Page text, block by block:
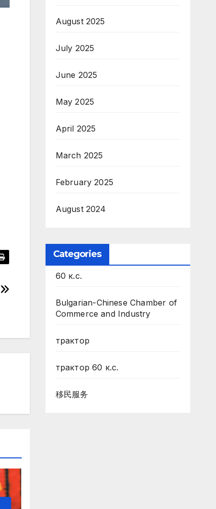
August 2025
July 2025
June 2025
May 2025
April 2025
March 2025
February 2025
August 2024
Categories
60 к.с.
Bulgarian-Chinese Chamber of
Commerce and Industry
трактор
трактор 60 к.с.
移民服务